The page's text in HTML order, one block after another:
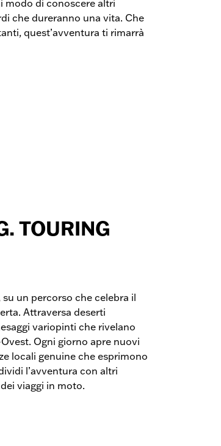
modo di conoscere altri
che dureranno una vita. Che
quest’avventura ti rimarrà
TOURING
su un percorso che celebra il
Attraversa deserti
variopinti che rivelano
Ogni giorno apre nuovi
locali genuine che esprimono
l’avventura con altri
viaggi in moto.